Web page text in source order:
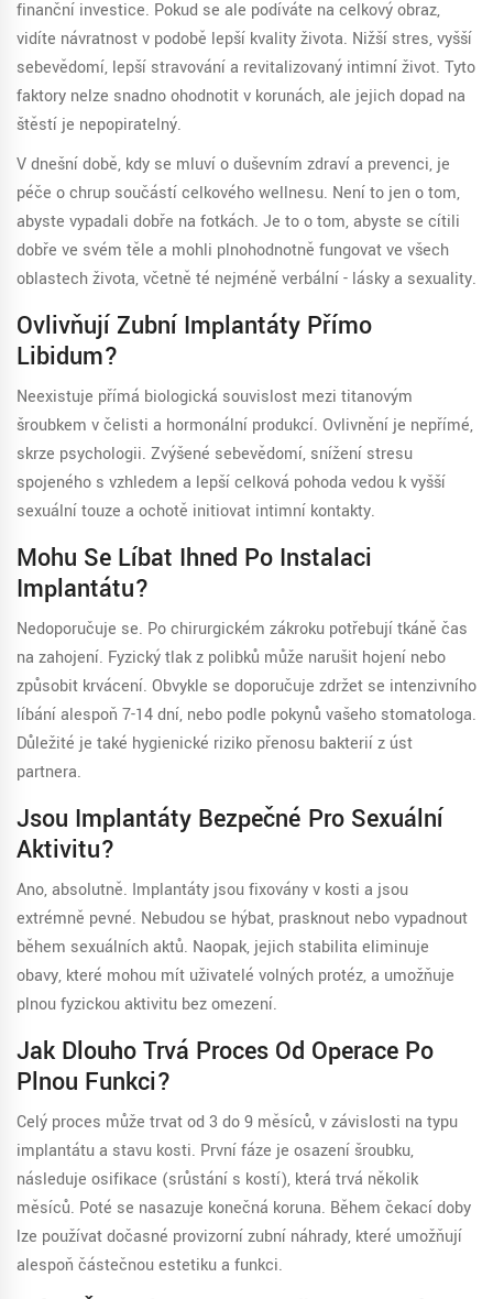
finanční investice. Pokud se ale podíváte na celkový obraz,
vidíte návratnost v podobě lepší kvality života. Nižší stres, vyšší
sebevědomí, lepší stravování a revitalizovaný intimní život. Tyto
faktory nelze snadno ohodnotit v korunách, ale jejich dopad na
štěstí je nepopiratelný.
V dnešní době, kdy se mluví o duševním zdraví a prevenci, je
péče o chrup součástí celkového wellnesu. Není to jen o tom,
abyste vypadali dobře na fotkách. Je to o tom, abyste se cítili
dobře ve svém těle a mohli plnohodnotně fungovat ve všech
oblastech života, včetně té nejméně verbální - lásky a sexuality.
Ovlivňují Zubní Implantáty Přímo
Libidum?
Neexistuje přímá biologická souvislost mezi titanovým
šroubkem v čelisti a hormonální produkcí. Ovlivnění je nepřímé,
skrze psychologii. Zvýšené sebevědomí, snížení stresu
spojeného s vzhledem a lepší celková pohoda vedou k vyšší
sexuální touze a ochotě initiovat intimní kontakty.
Mohu Se Líbat Ihned Po Instalaci
Implantátu?
Nedoporučuje se. Po chirurgickém zákroku potřebují tkáně čas
na zahojení. Fyzický tlak z polibků může narušit hojení nebo
způsobit krvácení. Obvykle se doporučuje zdržet se intenzivního
líbání alespoň 7-14 dní, nebo podle pokynů vašeho stomatologa.
Důležité je také hygienické riziko přenosu bakterií z úst
partnera.
Jsou Implantáty Bezpečné Pro Sexuální
Aktivitu?
Ano, absolutně. Implantáty jsou fixovány v kosti a jsou
extrémně pevné. Nebudou se hýbat, prasknout nebo vypadnout
během sexuálních aktů. Naopak, jejich stabilita eliminuje
obavy, které mohou mít uživatelé volných protéz, a umožňuje
plnou fyzickou aktivitu bez omezení.
Jak Dlouho Trvá Proces Od Operace Po
Plnou Funkci?
Celý proces může trvat od 3 do 9 měsíců, v závislosti na typu
implantátu a stavu kosti. První fáze je osazení šroubku,
následuje osifikace (srůstání s kostí), která trvá několik
měsíců. Poté se nasazuje konečná koruna. Během čekací doby
lze používat dočasné provizorní zubní náhrady, které umožňují
alespoň částečnou estetiku a funkci.